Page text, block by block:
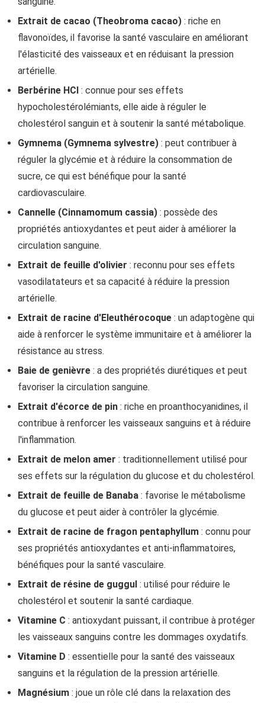
Extrait de cacao (Theobroma cacao) : riche en
flavonoïdes, il favorise la santé vasculaire en améliorant
l'élasticité des vaisseaux et en réduisant la pression
artérielle.
Berbérine HCl : connue pour ses effets
hypocholestérolémiants, elle aide à réguler le
cholestérol sanguin et à soutenir la santé métabolique.
Gymnema (Gymnema sylvestre) : peut contribuer à
réguler la glycémie et à réduire la consommation de
sucre, ce qui est bénéfique pour la santé
cardiovasculaire.
Cannelle (Cinnamomum cassia) : possède des
propriétés antioxydantes et peut aider à améliorer la
circulation sanguine.
Extrait de feuille d'olivier : reconnu pour ses effets
vasodilatateurs et sa capacité à réduire la pression
artérielle.
Extrait de racine d'Eleuthérocoque : un adaptogène qui
aide à renforcer le système immunitaire et à améliorer la
résistance au stress.
Baie de genièvre : a des propriétés diurétiques et peut
favoriser la circulation sanguine.
Extrait d'écorce de pin : riche en proanthocyanidines, il
contribue à renforcer les vaisseaux sanguins et à réduire
l'inflammation.
Extrait de melon amer : traditionnellement utilisé pour
ses effets sur la régulation du glucose et du cholestérol.
Extrait de feuille de Banaba : favorise le métabolisme
du glucose et peut aider à contrôler la glycémie.
Extrait de racine de fragon pentaphyllum : connu pour
ses propriétés antioxydantes et anti-inflammatoires,
bénéfiques pour la santé vasculaire.
Extrait de résine de guggul : utilisé pour réduire le
cholestérol et soutenir la santé cardiaque.
Vitamine C : antioxydant puissant, il contribue à protéger
les vaisseaux sanguins contre les dommages oxydatifs.
Vitamine D : essentielle pour la santé des vaisseaux
sanguins et la régulation de la pression artérielle.
Magnésium : joue un rôle clé dans la relaxation des